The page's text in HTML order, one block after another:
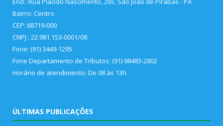
Bairro: Centro
CEP: 68719-000
CNPJ : 22.981.153-0001/08
Fone: (91) 3449-1295
Fone Departamento de Tributos: (91) 98483-2802
Horário de atendimento: De 08 às 13h
ÚLTIMAS PUBLICAÇÕES